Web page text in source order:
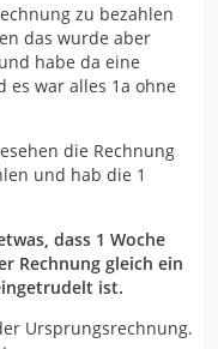
zu bezahlen
das wurde aber
habe da eine
es war alles 1a ohne
die Rechnung
und hab die 1
dass 1 Woche
Rechnung gleich ein
ist.
Ursprungsrechnung.